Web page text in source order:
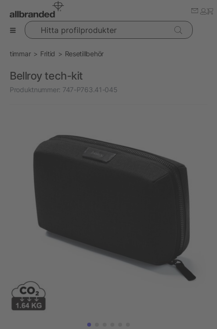
Hitta profilprodukter
timmar Fritid Resetillbehör
Bellroy tech-kit
Produktnummer: 747-P763.41-045